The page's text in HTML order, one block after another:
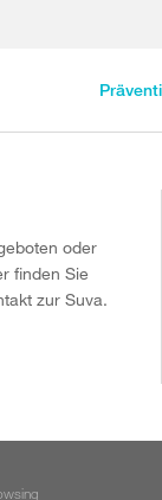
oder
finden Sie
zur Suva.